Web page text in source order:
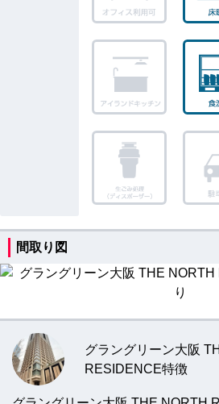
間取り図
グラングリーン大阪
RESIDENCE特徴